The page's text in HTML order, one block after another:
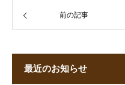
前の記事
最近のお知らせ